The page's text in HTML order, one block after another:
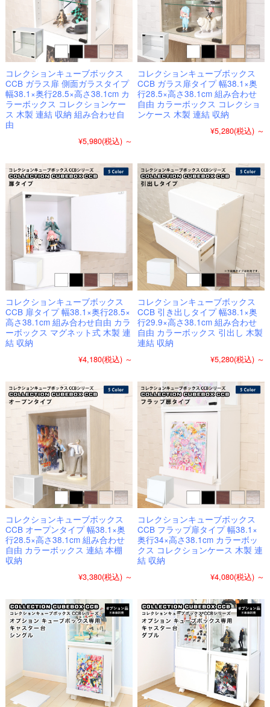
コレクションキューブボックス
CCB ガラス扉 側面ガラスタイプ
幅38.1×奥行28.5×高さ38.1cm カ
ラーボックス コレクションケー
ス 木製 連結 収納 組み合わせ自
由
¥5,980(税込) ～
コレクションキューブボックス
CCB ガラス扉タイプ 幅38.1×奥
行28.5×高さ38.1cm 組み合わせ
自由 カラーボックス コレクショ
ンケース 木製 連結 収納
¥5,280(税込) ～
コレクションキューブボックス
CCB 扉タイプ 幅38.1×奥行28.5×
高さ38.1cm 組み合わせ自由 カラ
ーボックス マグネット式 木製 連
結 収納
¥4,180(税込) ～
コレクションキューブボックス
CCB 引き出しタイプ 幅38.1×奥
行29.9×高さ38.1cm 組み合わせ
自由 カラーボックス 引出し 木製
連結 収納
¥5,280(税込) ～
コレクションキューブボックス
CCB オープンタイプ 幅38.1×奥
行28.5×高さ38.1cm 組み合わせ
自由 カラーボックス 連結 本棚
収納
¥3,380(税込) ～
コレクションキューブボックス
CCB フラップ扉タイプ 幅38.1×
奥行34×高さ38.1cm カラーボッ
クス コレクションケース 木製 連
結 収納
¥4,080(税込) ～